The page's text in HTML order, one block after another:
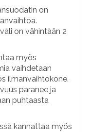
on
on vähintään 2
myös
vaihdetaan
ilmanvaihtokone.
paranee ja
puhtaasta
kannattaa myös